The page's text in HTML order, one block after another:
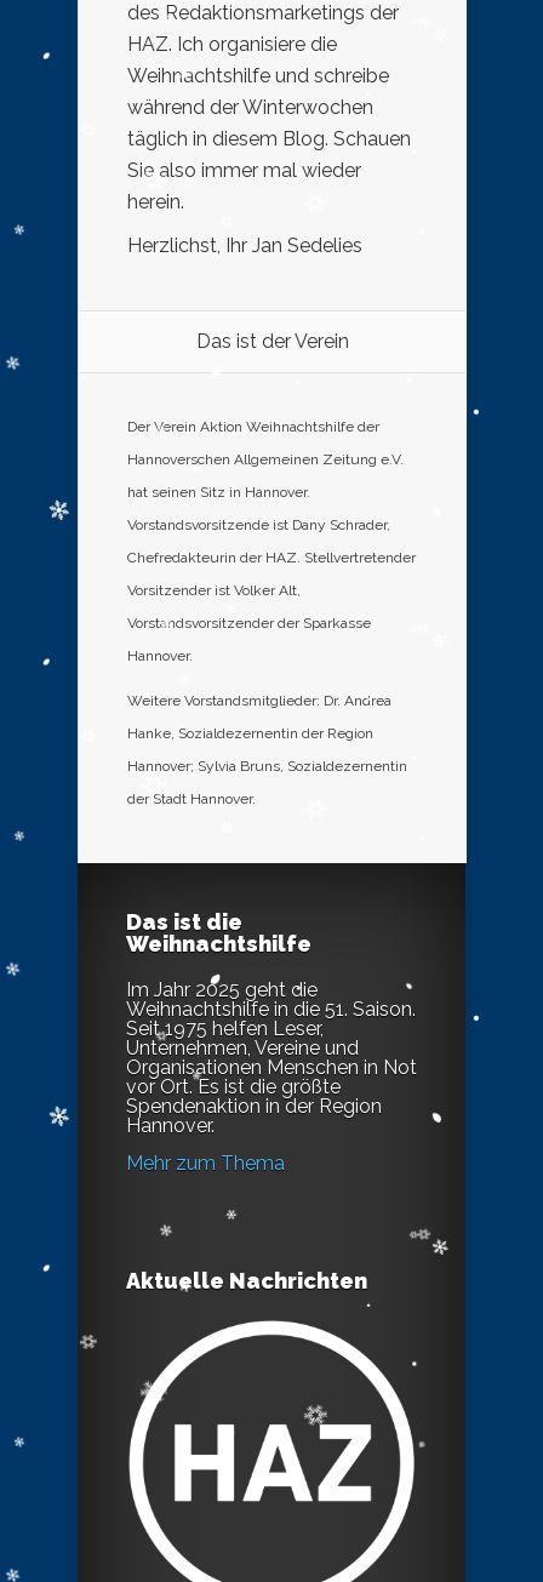
des Redaktionsmarketings der
HAZ. Ich organisiere die
Weihnachtshilfe und schreibe
während der Winterwochen
täglich in diesem Blog. Schauen
Sie also immer mal wieder
herein.
Herzlichst, Ihr Jan Sedelies
Das ist der Verein
Der Verein Aktion Weihnachtshilfe der
Hannoverschen Allgemeinen Zeitung e.V.
hat seinen Sitz in Hannover.
Vorstandsvorsitzende ist Dany Schrader,
Chefredakteurin der HAZ. Stellvertretender
Vorsitzender ist Volker Alt,
Vorstandsvorsitzender der Sparkasse
Hannover.
Weitere Vorstandsmitglieder: Dr. Andrea
Hanke, Sozialdezernentin der Region
Hannover; Sylvia Bruns, Sozialdezernentin
der Stadt Hannover.
Das ist die
Weihnachtshilfe
Im Jahr 2025 geht die
Weihnachtshilfe in die 51. Saison.
Seit 1975 helfen Leser,
Unternehmen, Vereine und
Organisationen Menschen in Not
vor Ort. Es ist die größte
Spendenaktion in der Region
Hannover.
Mehr zum Thema
Aktuelle Nachrichten